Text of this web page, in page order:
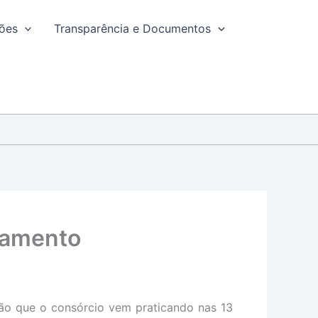
Transparência e Documentos
que o consórcio vem praticando nas 13